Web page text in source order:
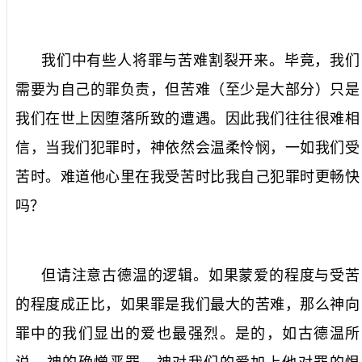
我们中有些人将罪与苦难割裂开来。毕竟，我们
需要为自己的罪负责，但苦难（至少是大部分）只是
我们在世上因堕落所致的遭遇。因此我们往往很难相
信，当我们犯罪时，神依然会温柔怜悯，一如我们受
苦时。难道他心里在我受苦时比我自己犯罪时更畅快
吗？
但请注意古德温的逻辑。如果蒙爱的程度与受苦
的程度成正比，如果罪是我们最大的苦难，那么神向
罪中的我们显出的爱也最强烈。是的，如古德温所